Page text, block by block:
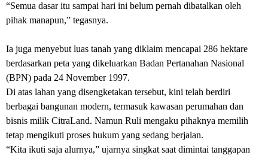
‎“Semua dasar itu sampai hari ini belum pernah dibatalkan oleh
pihak manapun,” tegasnya.
‎Ia juga menyebut luas tanah yang diklaim mencapai 286 hektare
berdasarkan peta yang dikeluarkan Badan Pertanahan Nasional
(BPN) pada 24 November 1997.
‎Di atas lahan yang disengketakan tersebut, kini telah berdiri
berbagai bangunan modern, termasuk kawasan perumahan dan
bisnis milik CitraLand. Namun Ruli mengaku pihaknya memilih
tetap mengikuti proses hukum yang sedang berjalan.
‎“Kita ikuti saja alurnya,” ujarnya singkat saat dimintai tanggapan